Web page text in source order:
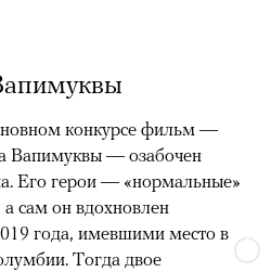
конкурсе фильм —
Вапимуквы — озабочен
Его герои — «нормальные»
сам он вдохновлен
года, имевшими место в
Тогда двое